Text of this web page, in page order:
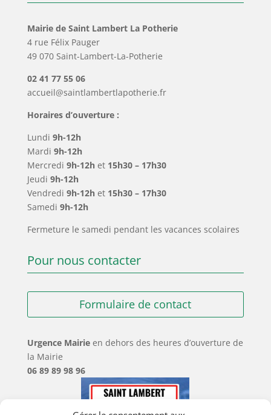
Mairie de Saint Lambert La Potherie
4 rue Félix Pauger
49 070 Saint-Lambert-La-Potherie
02 41 77 55 06
accueil@saintlambertlapotherie.fr
Horaires d’ouverture :
Lundi 9h-12h
Mardi 9h-12h
Mercredi 9h-12h et 15h30 – 17h30
Jeudi 9h-12h
Vendredi 9h-12h et 15h30 – 17h30
Samedi 9h-12h
Fermeture le samedi pendant les vacances scolaires
Pour nous contacter
Formulaire de contact
Urgence Mairie en dehors des heures d’ouverture de
la Mairie
06 89 89 98 96